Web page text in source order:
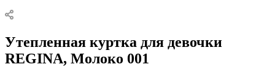
Утепленная куртка для девочки
REGINA, Молоко 001